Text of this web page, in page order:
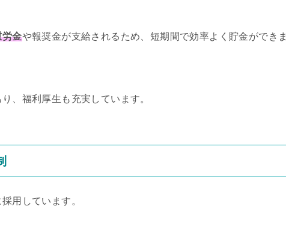
労金や報奨金が支給されるため、短期間で効率よく貯金ができま
、福利厚生も充実しています。
用しています。